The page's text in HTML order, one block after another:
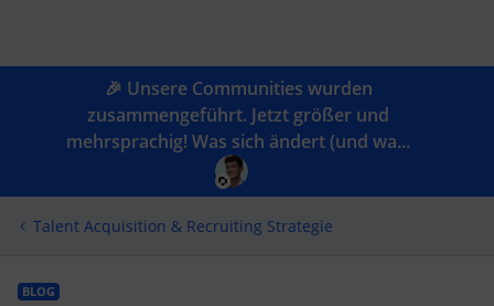
🎉 Unsere Communities wurden
zusammengeführt. Jetzt größer und
mehrsprachig! Was sich ändert (und wa...
Talent Acquisition & Recruiting Strategie
BLOG